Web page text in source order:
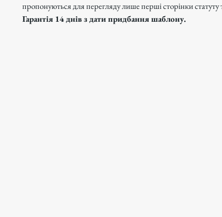
пропонуються для перегляду лише перші сторінки
Гарантія 14 днів з дати придбання шаблону.